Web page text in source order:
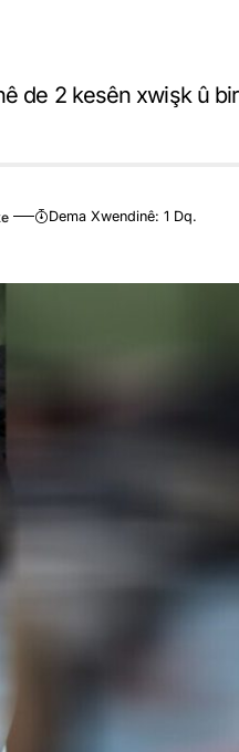
de 2 kesên xwişk û
Dema Xwendinê: 1 Dq.